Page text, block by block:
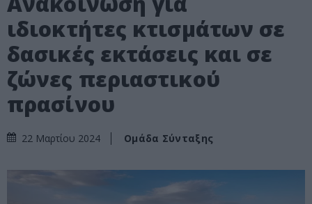
ιδιοκτήτες κτισμάτων σε
δασικές εκτάσεις και σε
ζώνες περιαστικού
πρασίνου
22 Μαρτίου 2024 Ομάδα Σύνταξης